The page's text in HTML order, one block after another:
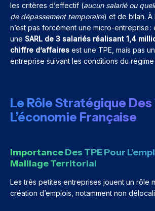
les critères d’effectif (aucun salarié ou
de dépassement temporaire) et de bilan. À
n’est pas forcément une micro-entreprise :
une SARL de 3 salariés réalisant 1,4
chiffre d’affaires est une TPE, mais pas
entreprise suivant les conditions du
Le Rôle Stratégique Des
L’économie Française
Importance Des TPE Pour
Maillage Territorial
Les très petites entreprises jouent un rôle
création d’emplois, notamment non